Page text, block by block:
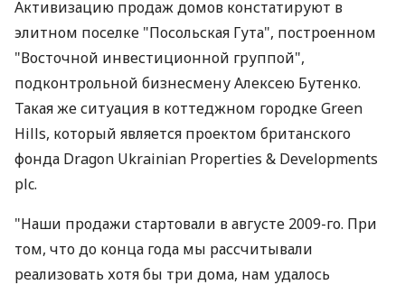
Активизацию продаж домов констатируют в
элитном поселке "Посольская Гута", построенном
"Восточной инвестиционной группой",
подконтрольной бизнесмену Алексею Бутенко.
Такая же ситуация в коттеджном городке Green
Hills, который является проектом британского
фонда Dragon Ukrainian Properties & Developments
plc.
"Наши продажи стартовали в августе 2009-го. При
том, что до конца года мы рассчитывали
реализовать хотя бы три дома, нам удалось